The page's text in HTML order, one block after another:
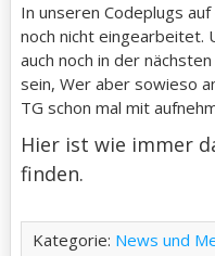
In unseren Codeplugs
noch nicht eingearbeitet.
auch noch in der
sein, Wer aber sowieso
TG schon mal mit
Hier ist wie immer
finden.
Kategorie: News und